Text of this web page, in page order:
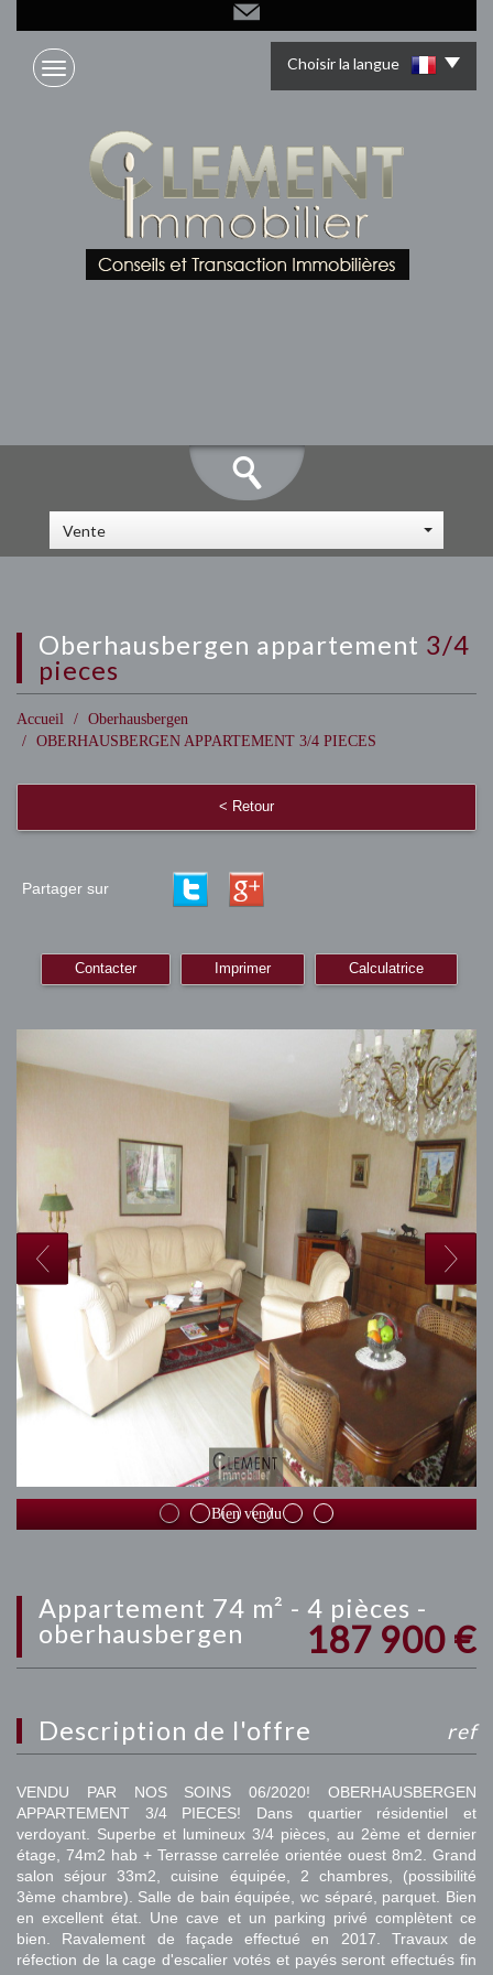
Choisir la langue
Vente
oberhausbergen appartement 3/4
pieces
Accueil
Oberhausbergen
OBERHAUSBERGEN APPARTEMENT 3/4 PIECES
< Retour
Partager sur
Contacter Imprimer Calculatrice
Bien vendu
appartement 74 m² - 4 pièces -
oberhausbergen
187 900 €
description de l'offre ref
VENDU PAR NOS SOINS 06/2020! OBERHAUSBERGEN
APPARTEMENT 3/4 PIECES! Dans quartier résidentiel et
verdoyant. Superbe et lumineux 3/4 pièces, au 2ème et dernier
étage, 74m2 hab + Terrasse carrelée orientée ouest 8m2. Grand
salon séjour 33m2, cuisine équipée, 2 chambres, (possibilité
3ème chambre). Salle de bain équipée, wc séparé, parquet. Bien
en excellent état. Une cave et un parking privé complètent ce
bien. Ravalement de façade effectué en 2017. Travaux de
réfection de la cage d'escalier votés et payés seront effectués fin